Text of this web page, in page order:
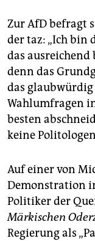
Zur AfD befragt
der taz: „Ich bin
das
denn das
das glaubwürdig
Wahlumfragen
besten
keine
Auf einer von
Demonstration
Politiker der
Märkischen
Regierung als